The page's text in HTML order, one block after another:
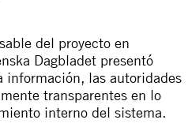
del proyecto en
Dagbladet presentó
información, las autoridades
transparentes en lo
interno del sistema.